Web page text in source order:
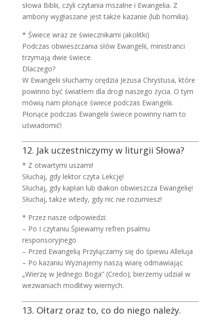
słowa Biblii, czyli czytania mszalne i Ewangelia. Z
ambony wygłaszane jest także kazanie (lub homilia).
* Świece wraz ze świecznikami (akolitki)
Podczas obwieszczania słów Ewangelii, ministranci
trzymają dwie świece.
Dlaczego?
W Ewangelii słuchamy orędzia Jezusa Chrystusa, które
powinno być światłem dla drogi naszego życia. O tym
mówią nam płonące świece podczas Ewangelii.
Płonące podczas Ewangelii świece powinny nam to
uświadomić!
12. Jak uczestniczymy w liturgii Słowa?
* Z otwartymi uszami!
Słuchaj, gdy lektor czyta Lekcję!
Słuchaj, gdy kapłan lub diakon obwieszcza Ewangelię!
Słuchaj, także wtedy, gdy nic nie rozumiesz!
* Przez nasze odpowiedzi:
– Po I czytaniu Śpiewamy refren psalmu
responsoryjnego
– Przed Ewangelią Przyłączamy się do śpiewu Alleluja
– Po kazaniu Wyznajemy naszą wiarę odmawiając
„Wierzę w Jednego Boga” (Credo); bierzemy udział w
wezwaniach modlitwy wiernych.
13. Ołtarz oraz to, co do niego należy.